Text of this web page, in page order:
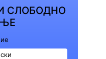
СЛОБОДНО